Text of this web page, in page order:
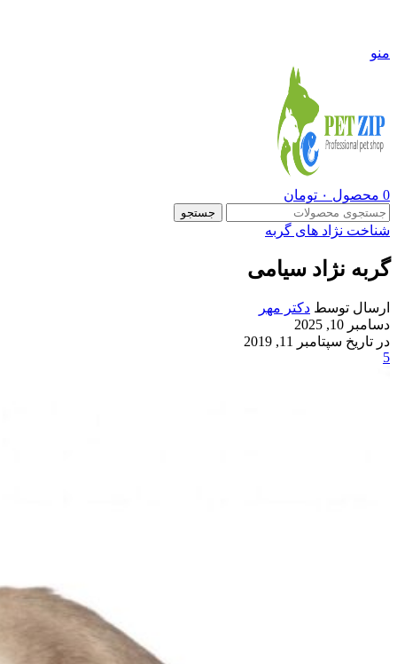
منو
0 محصول ۰ تومان
جستجو
شناخت نژاد های گربه
گربه نژاد سیامی
ارسال توسط دکتر مهر
دسامبر 10, 2025
در تاریخ سپتامبر 11, 2019
5